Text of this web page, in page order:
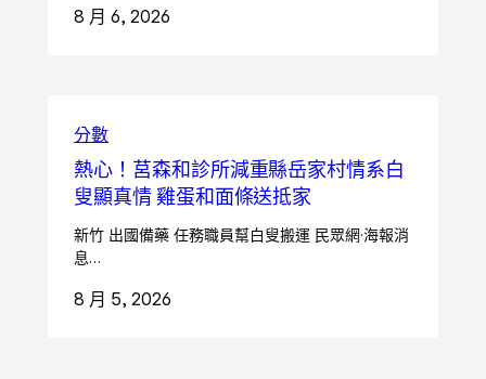
8 月 6, 2026
分數
熱心！莒森和診所減重縣岳家村情系白
叟顯真情 雞蛋和面條送抵家
新竹 出國備藥 任務職員幫白叟搬運 民眾網·海報消
息…
8 月 5, 2026